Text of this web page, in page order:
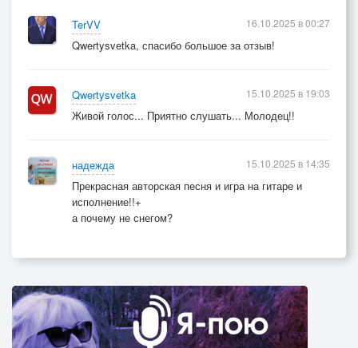
TerVV
Qwertysvetka, спасибо большое за отзыв!
16.10.2025 в 00:27
Qwertysvetka
Живой голос... Приятно слушать... Молодец!!
15.10.2025 в 19:03
надежда
Прекрасная авторская песня и игра на гитаре и
исполнение!!+
а почему не снегом?
15.10.2025 в 14:35